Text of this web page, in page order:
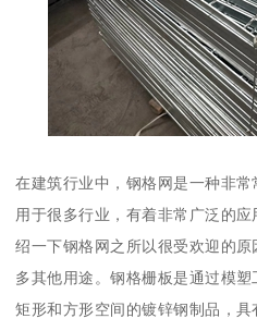
在建筑行业中，钢格网是一种非
用于很多行业，有着非常广泛的
绍一下钢格网之所以很受欢迎的
多其他用途。钢格栅板是通过模
矩形和方形空间的镀锌钢制品，